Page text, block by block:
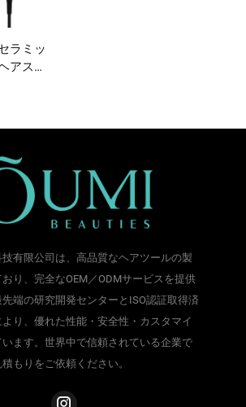
ラミッ
アスト
有限公司は、高品質なヘアツールの製
り、完全なOEM／ODMサービスを提供
先端の研究開発センターとISO認証取得済
り、優れた性能・安全性・カスタマイ
います。世界中で信頼されている企業で
もりをご依頼ください。